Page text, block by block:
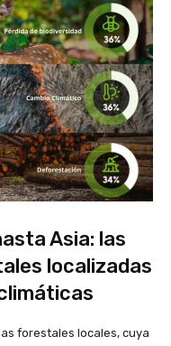
Asia: las
localizadas
forestales locales, cuya